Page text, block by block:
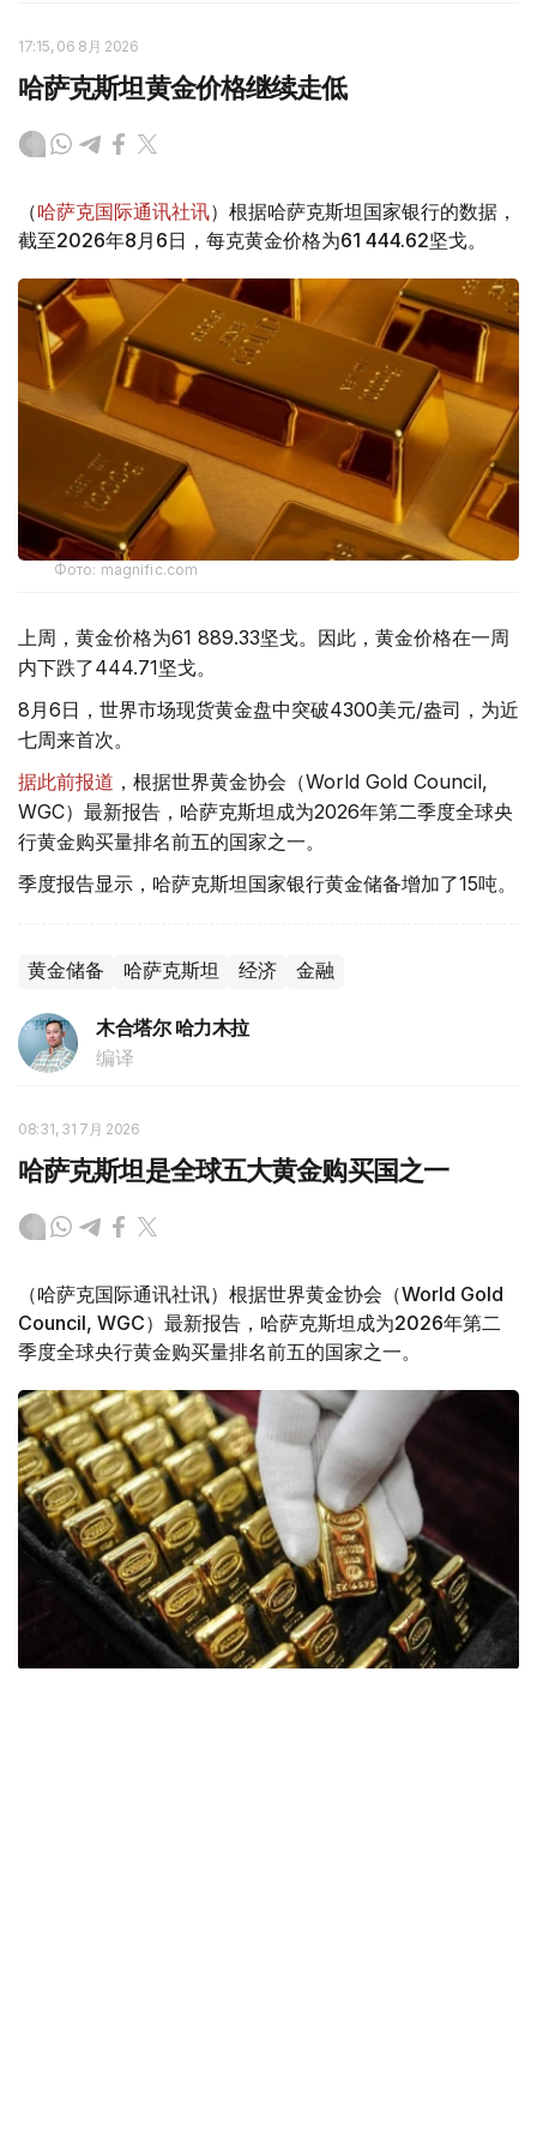
17:15, 06 8月 2026
哈萨克斯坦黄金价格继续走低
（哈萨克国际通讯社讯）根据哈萨克斯坦国家银行的数据，
截至2026年8月6日，每克黄金价格为61 444.62坚戈。
Фото: magnific.com
上周，黄金价格为61 889.33坚戈。因此，黄金价格在一周
内下跌了444.71坚戈。
8月6日，世界市场现货黄金盘中突破4300美元/盎司，为近
七周来首次。
据此前报道 ，根据世界黄金协会（World Gold Council,
WGC）最新报告，哈萨克斯坦成为2026年第二季度全球央
行黄金购买量排名前五的国家之一。
季度报告显示，哈萨克斯坦国家银行黄金储备增加了15吨。
黄金储备 哈萨克斯坦 经济 金融
木合塔尔 哈力木拉
编译
08:31, 31 7月 2026
哈萨克斯坦是全球五大黄金购买国之一
（哈萨克国际通讯社讯）根据世界黄金协会（World Gold
Council, WGC）最新报告，哈萨克斯坦成为2026年第二
季度全球央行黄金购买量排名前五的国家之一。